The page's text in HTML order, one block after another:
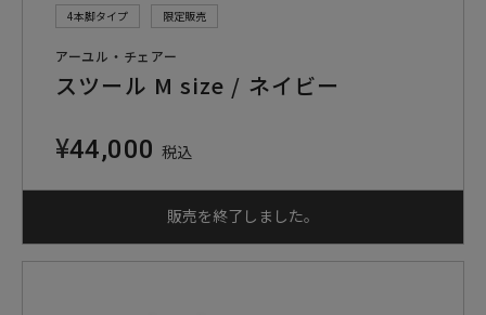
4本脚タイプ 限定販売
アーユル・チェアー
スツール M size / ネイビー
¥44,000 税込
販売を終了しました。